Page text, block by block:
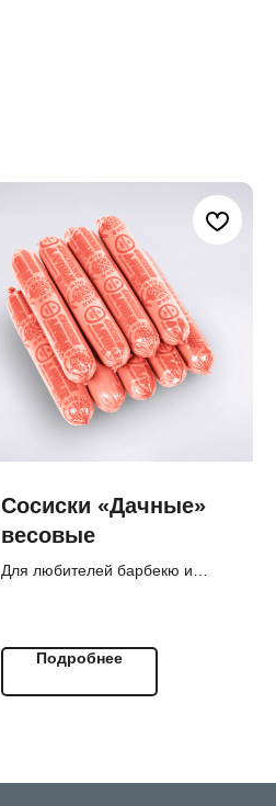
Сосиски «Дачные»
весовые
Для любителей барбекю и
Подробнее